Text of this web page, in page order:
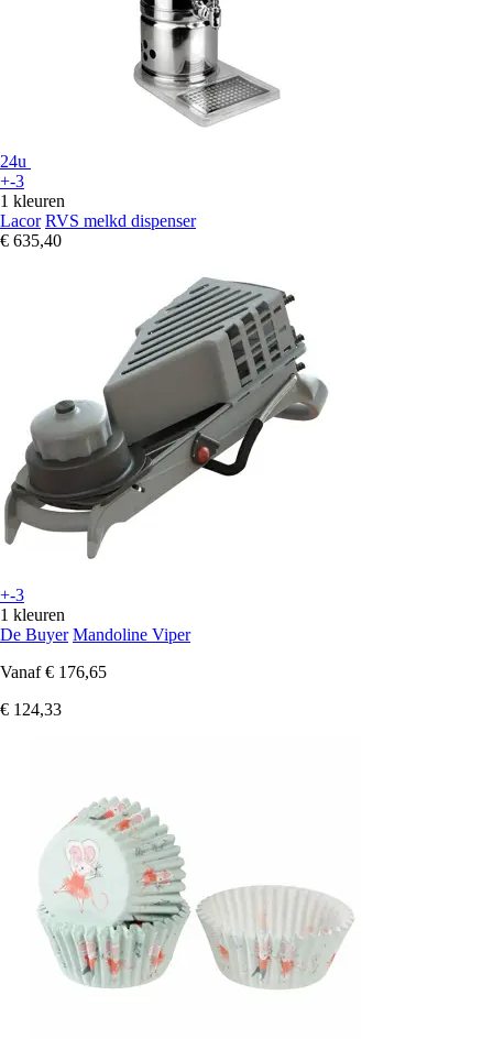
24u
+-3
1 kleuren
Lacor RVS melkd dispenser
€ 635,40
+-3
1 kleuren
De Buyer Mandoline Viper
Vanaf € 176,65
€ 124,33